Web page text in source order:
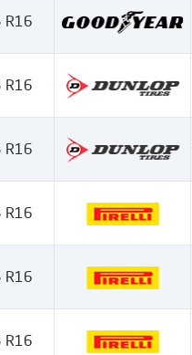
R16
R16
R16
R16
R16
R16